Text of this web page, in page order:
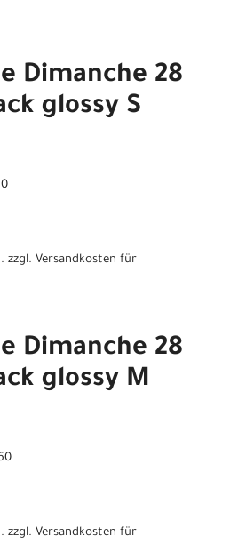
Dimanche 28
glossy S
zzgl. Versandkosten für
Dimanche 28
glossy M
zzgl. Versandkosten für